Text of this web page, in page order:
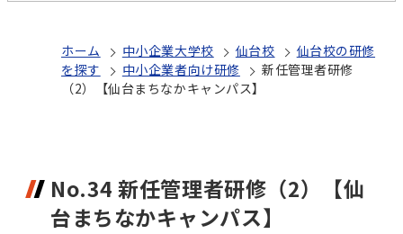
ホーム 中小企業大学校 仙台校
仙台校の研修
を探す
中小企業者向け研修
新任管理者研修
（2）【仙台まちなかキャンパス】
No.34 新任管理者研修（2）【仙
台まちなかキャンパス】